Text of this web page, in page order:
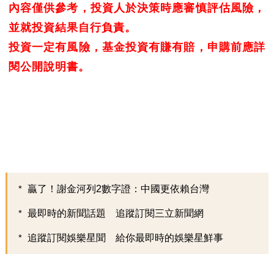
內容僅供參考，投資人於決策時應審慎評估風險，
並就投資結果自行負責。
投資一定有風險，基金投資有賺有賠，申購前應詳
閱公開說明書。
贏了！謝金河列2數字證：中國更依賴台灣
最即時的新聞話題 追蹤訂閱三立新聞網
追蹤訂閱娛樂星聞 給你最即時的娛樂星鮮事